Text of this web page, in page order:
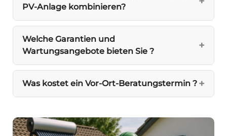
PV-Anlage kombinieren?
Welche Garantien und
Wartungsangebote bieten Sie ?
Was kostet ein Vor-Ort-Beratungstermin ?